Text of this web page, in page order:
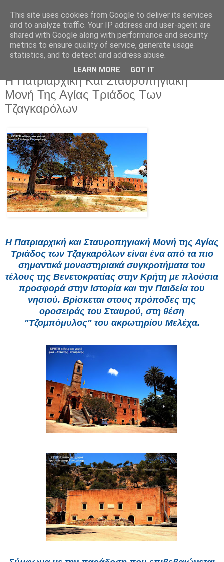
Δευτέρα 1 Ιουνίου 2026
Η Πατριαρχική Και Σταυροπηγιακή
Μονή Της Αγίας Τριάδος Των
Τζαγκαρόλων
Η Πατριαρχική και Σταυροπηγιακή Μονή της Αγίας
Τριάδος των Τζαγκαρόλων είναι ένα από τα πιο
σημαντικά μοναστηριακά συγκροτήματα του
τέλους της Βενετοκρατίας στην Κρήτη με πλούσια
προσφορά στην Ιστορία και την Παιδεία του
νησιού. Βρίσκεται στους πρόποδες της
οροσειράς του Σταυρού, στη θέση
"Τζομπόμυλος" του ακρωτηρίου Μελέχα.
This site uses cookies from Google to deliver its services
and to analyze traffic. Your IP address and user-agent are
shared with Google along with performance and security
metrics to ensure quality of service, generate usage
statistics, and to detect and address abuse.
LEARN MORE GOT IT